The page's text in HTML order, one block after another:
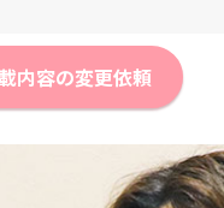
内容の変更依頼